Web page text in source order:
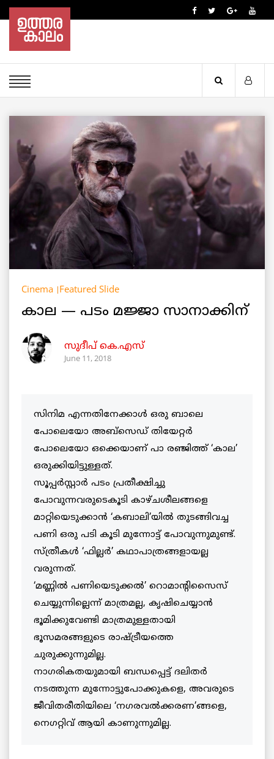
Cinema Featured Slide
കാല — പടം മജ്ജാ സാനാക്കിന്
സുദീപ് കെ.എസ്
June 11, 2018
സിനിമ എന്നതിനേക്കാൾ ഒരു ബാലെ
പോലെയോ അബ്സെഡ് തിയേറ്റർ
പോലെയോ ഒക്കെയാണ് പാ രഞ്ജിത്ത് ‘കാല’
ഒരുക്കിയിട്ടുള്ളത്.
സൂപ്പർസ്റ്റാർ പടം പ്രതീക്ഷിച്ചു
പോവുന്നവരുടെകൂടി കാഴ്ചശീലങ്ങളെ
മാറ്റിയെടുക്കാൻ ‘കബാലി’യിൽ തുടങ്ങിവച്ച
പണി ഒരു പടി കൂടി മുന്നോട്ട് പോവുന്നുമുണ്ട്.
സ്ത്രീകൾ ‘ഫില്ലർ’ കഥാപാത്രങ്ങളായല്ല
വരുന്നത്.
‘മണ്ണിൽ പണിയെടുക്കൽ’ റൊമാന്റിസൈസ്
ചെയ്യുന്നില്ലെന്ന് മാത്രമല്ല, കൃഷിചെയ്യാൻ
ഭൂമിക്കുവേണ്ടി മാത്രമുള്ളതായി
ഭൂസമരങ്ങളുടെ രാഷ്ട്രീയത്തെ
ചുരുക്കുന്നുമില്ല.
നാഗരികതയുമായി ബന്ധപ്പെട്ട് ദലിതർ
നടത്തുന്ന മുന്നോട്ടുപോക്കുകളെ, അവരുടെ
ജീവിതരീതിയിലെ ‘നഗരവൽക്കരണ’ങ്ങളെ,
നെഗറ്റിവ് ആയി കാണുന്നുമില്ല.